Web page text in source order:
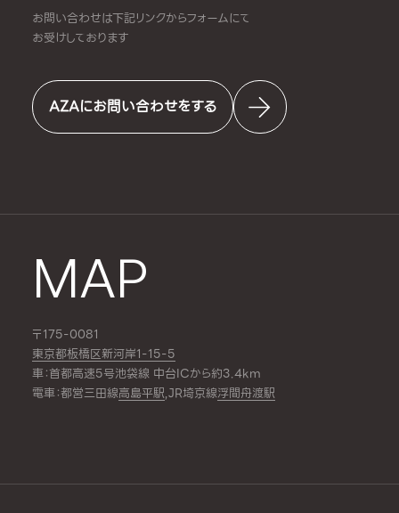
お問い合わせは下記リンクからフォームにて
お受けしております
AZAにお問い合わせをする
MAP
〒175-0081
東京都板橋区新河岸1-15-5
車：首都高速5号池袋線 中台ICから約3.4km
電車：都営三田線高島平駅,JR埼京線浮間舟渡駅